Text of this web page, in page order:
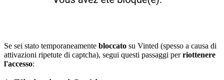
Se sei stato temporaneamente bloccato su Vinted (spesso a causa di
attivazioni ripetute di captcha), segui questi passaggi perriottenere
l'accesso: